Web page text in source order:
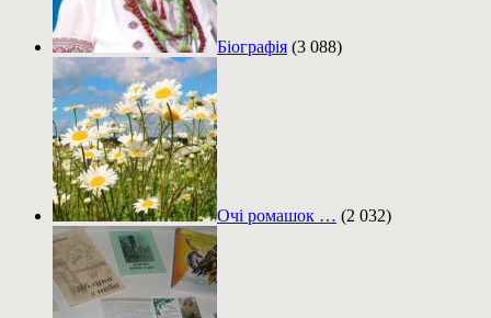
Біографія (3 088)
Очі ромашок … (2 032)